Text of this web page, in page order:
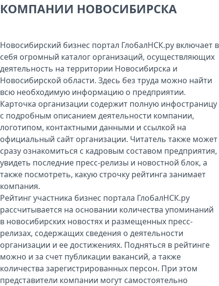
КОМПАНИИ НОВОСИБИРСКА
Новосибирский бизнес портал ГлобалНСК.ру включает в
себя огромный каталог организаций, осуществляющих
деятельность на территории Новосибирска и
Новосибирской области. Здесь без труда можно найти
всю необходимую информацию о предприятии.
Карточка организации содержит полную инфостраницу
с подробным описанием деятельности компании,
логотипом, контактными данными и ссылкой на
официальный сайт организации. Читатель также может
сразу ознакомиться с кадровым составом предприятия,
увидеть последние пресс-релизы и новостной блок, а
также посмотреть, какую строчку рейтинга занимает
компания.
Рейтинг участника бизнес портала ГлобалНСК.ру
рассчитывается на основании количества упоминаний
в новосибирских новостях и размещенных пресс-
релизах, содержащих сведения о деятельности
организации и ее достижениях. Подняться в рейтинге
можно и за счет публикации вакансий, а также
количества зарегистрированных персон. При этом
представители компании могут самостоятельно